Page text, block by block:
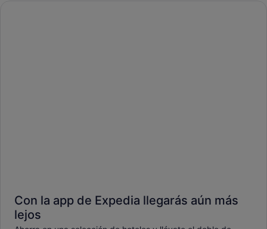
Con la app de Expedia llegarás aún más
lejos